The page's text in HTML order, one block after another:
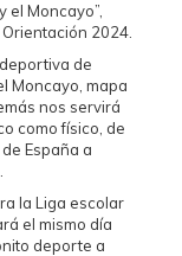
el Moncayo”,
2024.
de
Moncayo, mapa
nos servirá
como físico, de
España a
la Liga escolar
el mismo día
deporte a